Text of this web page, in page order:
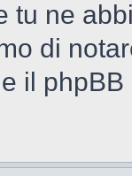
tu ne
di
il